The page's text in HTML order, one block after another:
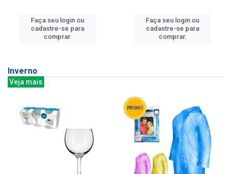
Faça seu login ou
cadastre-se para
comprar.
Faça seu login ou
cadastre-se para
comprar.
Inverno
Veja mais